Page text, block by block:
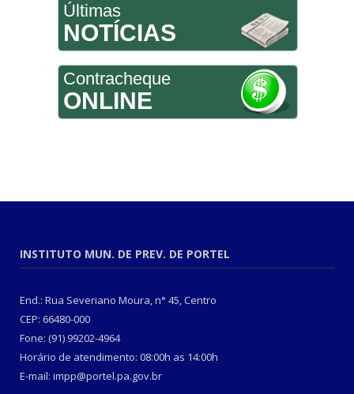
Últimas
NOTÍCIAS
Contracheque
ONLINE
INSTITUTO MUN. DE PREV. DE PORTEL
End.: Rua Severiano Moura, n° 45, Centro
CEP: 66480-000
Fone: (91) 99202-4964
Horário de atendimento: 08:00h as 14:00h
E-mail: impp@portel.pa.gov.br